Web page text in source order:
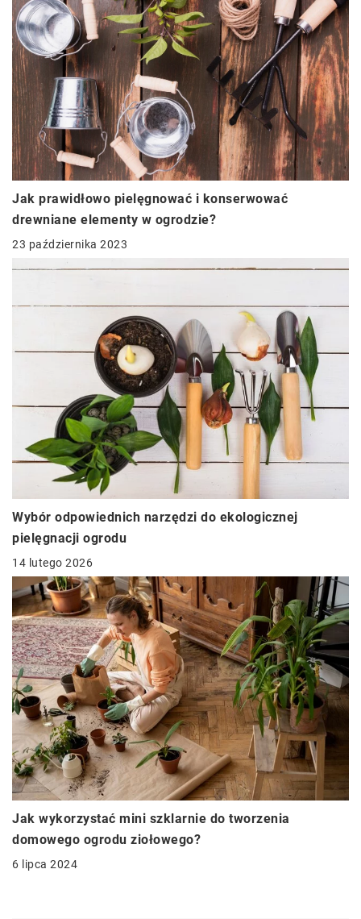
Jak prawidłowo pielęgnować i konserwować
drewniane elementy w ogrodzie?
23 października 2023
Wybór odpowiednich narzędzi do ekologicznej
pielęgnacji ogrodu
14 lutego 2026
Jak wykorzystać mini szklarnie do tworzenia
domowego ogrodu ziołowego?
6 lipca 2024